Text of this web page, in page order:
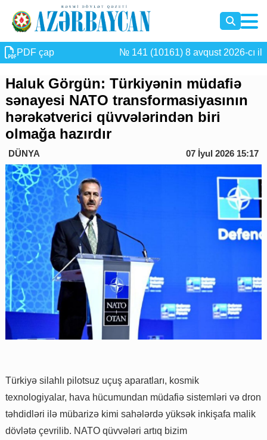
PDF çap № 141 (10161) 8 avqust 2026-cı il
Haluk Görgün: Türkiyənin müdafiə
sənayesi NATO transformasiyasının
hərəkətverici qüvvələrindən biri
olmağa hazırdır
DÜNYA 07 İyul 2026 15:17
Türkiyə silahlı pilotsuz uçuş aparatları, kosmik
texnologiyalar, hava hücumundan müdafiə sistemləri və dron
təhdidləri ilə mübarizə kimi sahələrdə yüksək inkişafa malik
dövlətə çevrilib. NATO qüvvələri artıq bizim